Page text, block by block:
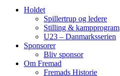
Holdet
Spillertrup og ledere
Stilling & kampprogram
U23 – Danmarksserien
Sponsorer
Bliv sponsor
Om Fremad
Fremads Historie